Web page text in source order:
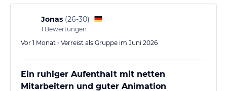
Jonas (26-30)
1 Bewertungen
Vor 1 Monat • Verreist als Gruppe im Juni 2026
Ein ruhiger Aufenthalt mit netten
Mitarbeitern und guter Animation